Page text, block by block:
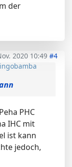
der
2020 10:49 #4
PHC
IHC mit
ist kann
jedoch,